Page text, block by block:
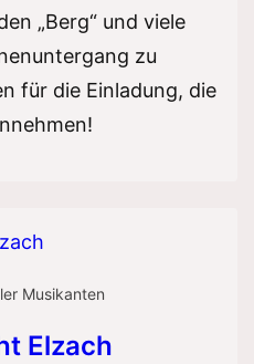
„Berg“ und viele
zu
für die Einladung, die
Musikanten
Elzach